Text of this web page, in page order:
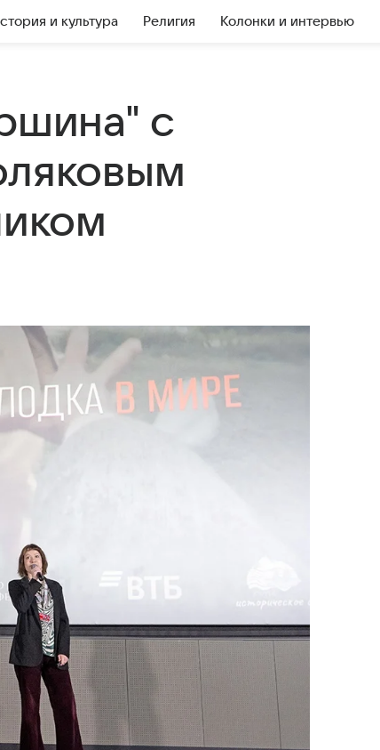
и культура Религия Колонки и интервью
с